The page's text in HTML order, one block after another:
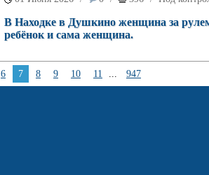
В Находке в Душкино женщина за
ребёнок и сама женщина.
6 7 8 9 10 11 ... 947